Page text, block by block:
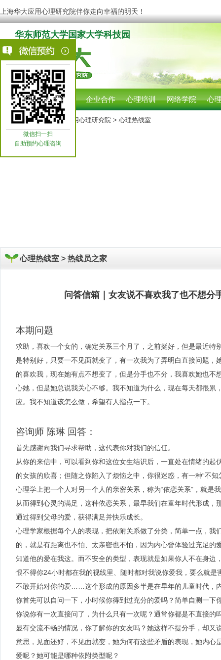
上海华大应用心理研究院伴你走向幸福的明天！
华东师范大学国家大学科技园
网站首页 心理咨询 企业合作 心理培训 网络学院 心
您现在的位置:上海华大应用心理研究院 > 心理热线室
心理热线室 > 热线员之家
问答信箱｜女友说不喜欢我了也不想分
本期问题
求助，喜欢一个女的，确定关系三个月了，之前挺好，但是最近特
是特别好，只要一不见面就变了，有一次我为了弄明白直接问题，
的喜欢我，现在她有点不想变了，但是分手也不分，我喜欢她也不
心她，但是她总说我关心不够。我不知道为什么，现在每天都很累
应。我不知道该怎么做，希望有人指点一下。
咨询师 陈琳 回答：
首先感谢向我们寻求帮助，这代表你对我们的信任。
从你的来信中，可以看到你和这位女生结识后，一直处在情绪的起
的女孩的欣喜；但随之你陷入了烦恼之中，你很迷惑，有一种“不
心理学上把一个人对另一个人的亲密关系，称为“依恋关系”，就是
从而得到心灵的满足，这种依恋关系，最早我们在童年时代形成，
通过得到父母的爱，获得满足并快乐成长。
心理学家根据每个人的表现，把依附关系做了分类，简单一点，我
的，就是有距离也不怕、太亲密也不怕，因为内心曾体验过充足的
知道他的爱在我这。而不安全的类型，表现就是如果你人不在身边
恨不得你24小时都在我的视线里、随时都对我说你爱我，要么就是
不敢开始对你的爱……这个形成的原因多半是在早年的儿童时代，
你首先可以自问一下，小时候你得到过充分的爱吗？简单自测一下
你说你有一次直接问了，为什么只有一次呢？通常你都是不直接的
显有交流不畅的情况，你了解你的女友吗？她这样不提分手，却又
意思，见面还好，不见面就变，她为何有这些矛盾的表现，她内心
爱呢？她可能是哪种依附类型呢？
微信扫一扫
自助预约心理咨询